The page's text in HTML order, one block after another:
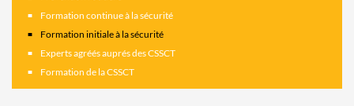
Formation continue à la sécurité
Formation initiale à la sécurité
Experts agréés auprés des CSSCT
Formation de la CSSCT